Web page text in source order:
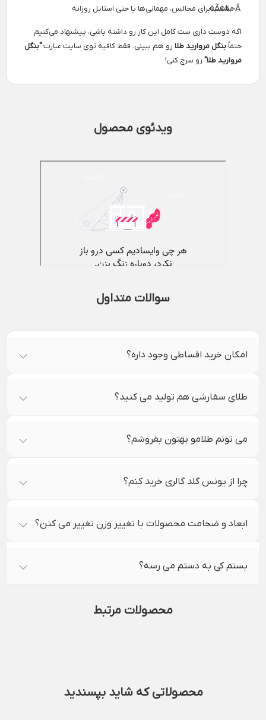
مناسب برای مجالس، مهمانی‌ها یا حتی استایل روزانه
اگه دوست داری ست کامل این کار رو داشته باشی، پیشنهاد می‌کنیم
حتماً بنگل مروارید طلا رو هم ببینی. فقط کافیه توی سایت عبارت"بنگل
مروارید طلا" رو سرچ کنی!
ویدئوی محصول
سوالات متداول
امکان خرید اقساطی وجود داره؟
طلای سفارشی هم تولید می کنید؟
می تونم طلامو بهتون بفروشم؟
چرا از یونس گلد گالری خرید کنم؟
ابعاد و ضخامت محصولات با تغییر وزن تغییر می کنن؟
بستم کی به دستم می رسه؟
محصولات مرتبط
محصولاتی که شاید بپسندید